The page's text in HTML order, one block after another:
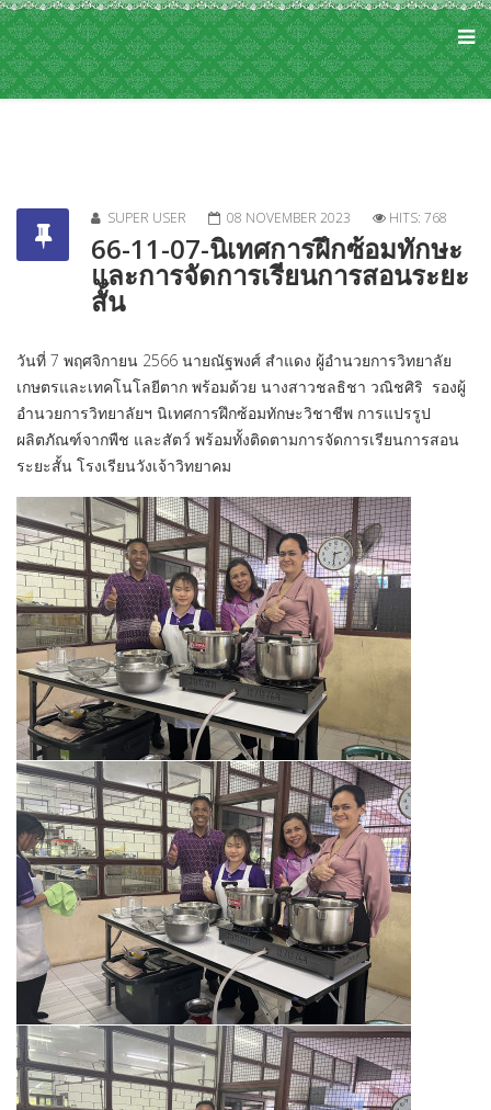
SUPER USER 08 NOVEMBER 2023 HITS: 768
66-11-07-นิเทศการฝึกซ้อมทักษะ
และการจัดการเรียนการสอนระยะ
สั้น
วันที่ 7 พฤศจิกายน 2566 นายณัฐพงศ์ สำแดง ผู้อำนวยการวิทยาลัย
เกษตรและเทคโนโลยีตาก พร้อมด้วย นางสาวชลธิชา วณิชศิริ รองผู้
อำนวยการวิทยาลัยฯ นิเทศการฝึกซ้อมทักษะวิชาชีพ การแปรรูป
ผลิตภัณฑ์จากพืช และสัตว์ พร้อมทั้งติดตามการจัดการเรียนการสอน
ระยะสั้น โรงเรียนวังเจ้าวิทยาคม